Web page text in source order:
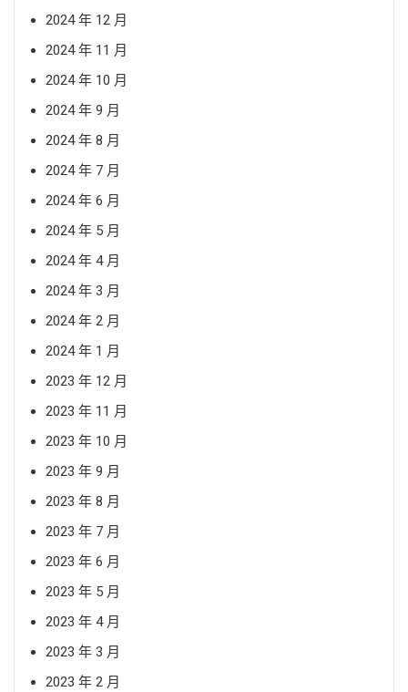
2024 年 12 月
2024 年 11 月
2024 年 10 月
2024 年 9 月
2024 年 8 月
2024 年 7 月
2024 年 6 月
2024 年 5 月
2024 年 4 月
2024 年 3 月
2024 年 2 月
2024 年 1 月
2023 年 12 月
2023 年 11 月
2023 年 10 月
2023 年 9 月
2023 年 8 月
2023 年 7 月
2023 年 6 月
2023 年 5 月
2023 年 4 月
2023 年 3 月
2023 年 2 月